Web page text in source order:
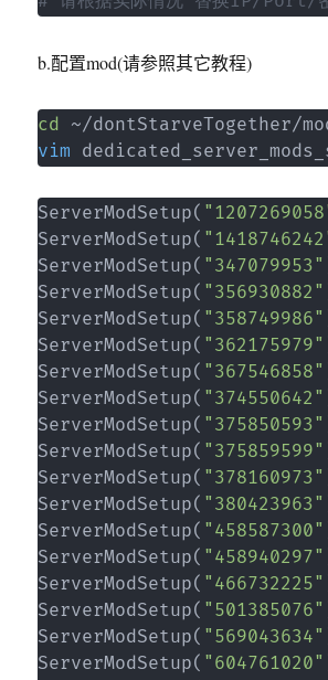
b.配置mod(请参照其它教程)
cd
vim
ServerModSetup(
ServerModSetup(
ServerModSetup( "347079953"
ServerModSetup( "356930882"
ServerModSetup( "358749986"
ServerModSetup( "362175979"
ServerModSetup( "367546858"
ServerModSetup( "374550642"
ServerModSetup( "375850593"
ServerModSetup( "375859599"
ServerModSetup( "378160973"
ServerModSetup( "380423963"
ServerModSetup( "458587300"
ServerModSetup( "458940297"
ServerModSetup( "466732225"
ServerModSetup( "501385076"
ServerModSetup( "569043634"
ServerModSetup( "604761020"